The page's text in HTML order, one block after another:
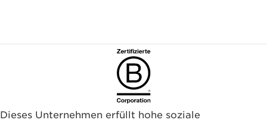
Dieses Unternehmen erfüllt hohe soziale